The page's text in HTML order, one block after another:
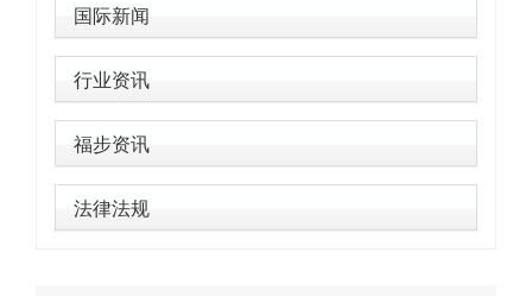
国际新闻
行业资讯
福步资讯
法律法规